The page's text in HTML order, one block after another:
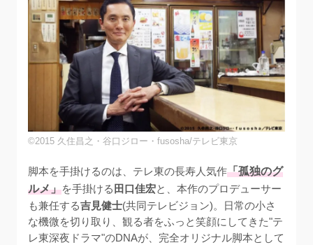
©2015 久住昌之・谷口ジロー・fusosha/テレビ東京
脚本を手掛けるのは、テレ東の長寿人気作「孤独のグ
ルメ」を手掛ける 田口佳宏と、本作のプロデューサー
も兼任する吉見健士(共同テレビジョン)。日常の小さ
な機微を切り取り、観る者をふっと笑顔にしてきた"テ
レ東深夜ドラマ"のDNAが、完全オリジナル脚本として